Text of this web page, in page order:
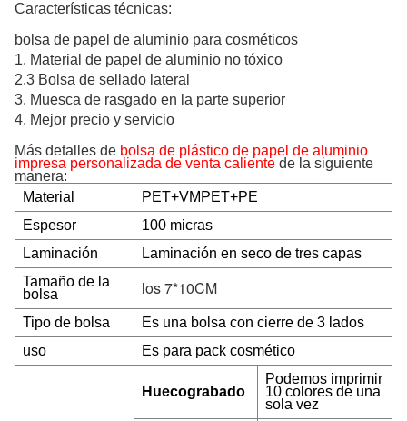
Características técnicas:
bolsa de papel de aluminio para cosméticos
1. Material de papel de aluminio no tóxico
2.3 Bolsa de sellado lateral
3. Muesca de rasgado en la parte superior
4. Mejor precio y servicio
Más detalles de bolsa de plástico de papel de aluminio
impresa personalizada de venta caliente de la siguiente
manera:
Material
PET+VMPET+PE
Espesor
100 micras
Laminación
Laminación en seco de tres capas
Tamaño de la
bolsa
los 7*10CM
Tipo de bolsa
Es una bolsa con cierre de 3 lados
uso
Es para pack cosmético
Huecograbado
Podemos imprimir
10 colores de una
sola vez